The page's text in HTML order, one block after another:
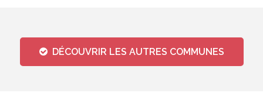
DÉCOUVRIR LES AUTRES COMMUNES